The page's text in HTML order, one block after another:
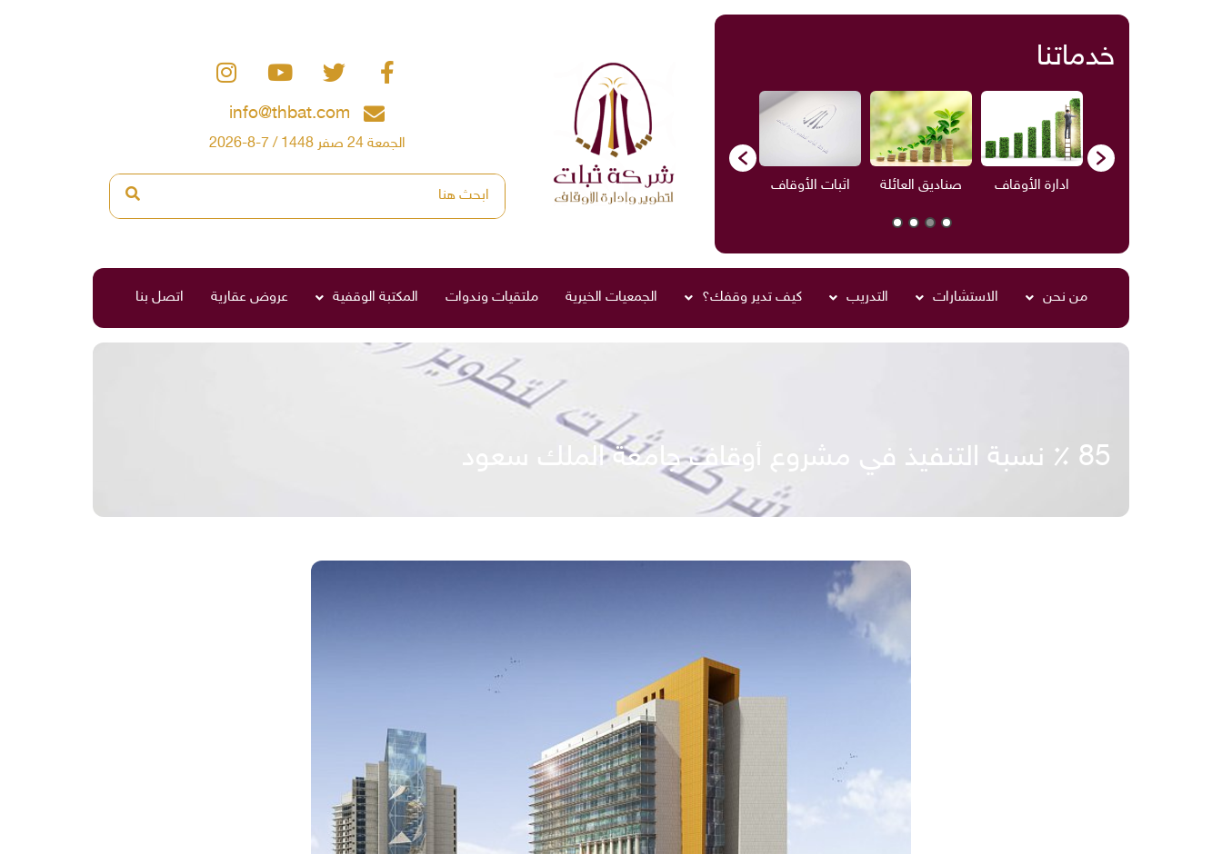
خدماتنا
ادارة الأوقاف صناديق العائلة اثبات الأوقاف الاستشارات ادارة الأوقاف صناديق العائلة
info@thbat.com
الجمعة 24 صفر 1448 / 7-8-2026
من نحن الاستشارات التدريب كيف تدير وقفك؟ الجمعيات الخيرية ملتقيات وندوات المكتبة الوقفية عروض عقارية اتصل بنا
85 ٪ نسبة التنفيذ في مشروع أوقاف جامعة الملك سعود